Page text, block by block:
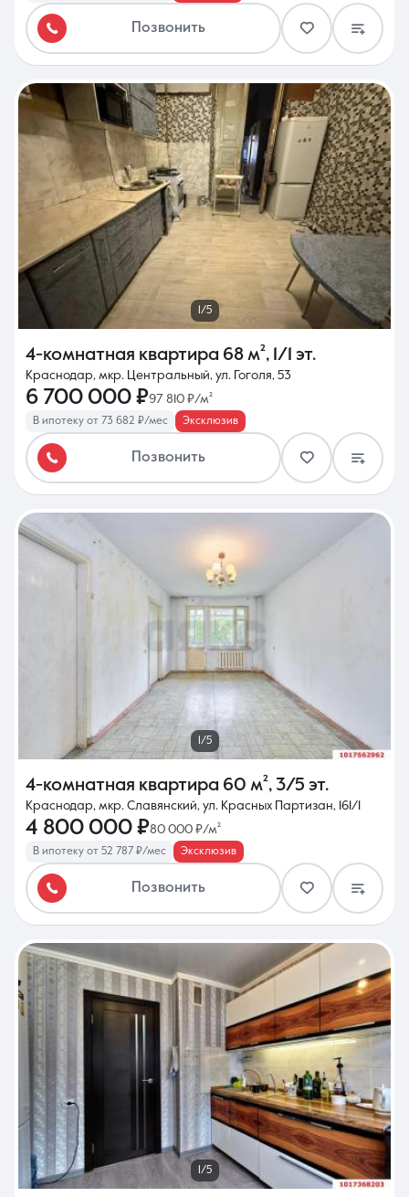
Позвонить
1/5
4-комнатная квартира 68 м², 1/1 эт.
Краснодар, мкр. Центральный, ул. Гоголя, 53
6 700 000 ₽97 810 ₽/м²
В ипотеку от 73 682 ₽/мес Эксклюзив
Позвонить
1/5
4-комнатная квартира 60 м², 3/5 эт.
Краснодар, мкр. Славянский, ул. Красных Партизан, 161/1
4 800 000 ₽80 000 ₽/м²
В ипотеку от 52 787 ₽/мес Эксклюзив
Позвонить
1/5